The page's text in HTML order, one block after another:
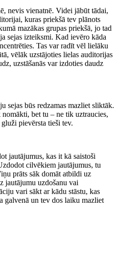
nevis vienatnē. Videi jābūt tādai,
kuras priekšā tev plānots
mazākas grupas priekšā, jo tad
sejas izteiksmi. Kad ievēro kāda
Tas var radīt vēl lielāku
vēlāk uzstājoties lielas auditorijas
uzstāšanās var izdoties daudz
sejas būs redzamas mazliet sliktāk.
bet tu – ne tik uztraucies,
pievērsta tieši tev.
jautājumus, kas it kā saistoši
cilvēkiem jautājumus, tu
prāts sāk domāt atbildi uz
jautājumu uzdošanu vai
vari sākt ar kādu stāstu, kas
galvenā un tev dos laiku mazliet